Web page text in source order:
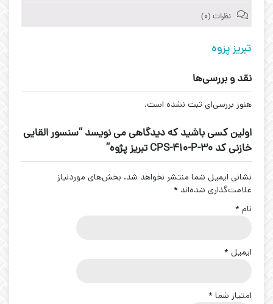
نظرات (0)
تبریز پزوه
نقد و بررسی‌ها
هنوز بررسی‌ای ثبت نشده است.
اولین کسی باشید که دیدگاهی می نویسد “سنسور القایی
خازنی کد CPS-410-P-30 تبریز پژوه”
نشانی ایمیل شما منتشر نخواهد شد. بخش‌های موردنیاز
علامت‌گذاری شده‌اند *
نام *
ایمیل *
امتیاز شما *